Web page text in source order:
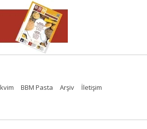
BBM Pasta Arşiv İletişim